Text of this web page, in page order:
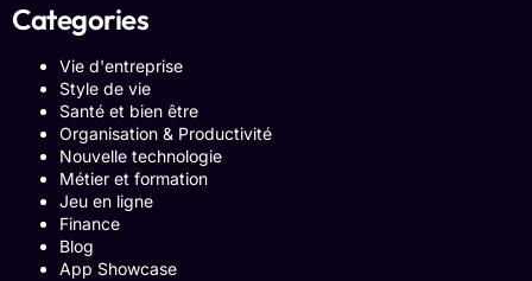
Categories
Vie d'entreprise
Style de vie
Santé et bien être
Organisation & Productivité
Nouvelle technologie
Métier et formation
Jeu en ligne
Finance
Blog
App Showcase